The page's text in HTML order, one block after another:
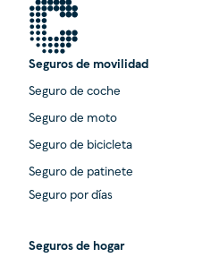
Seguros de movilidad
Seguro de coche
Seguro de moto
Seguro de bicicleta
Seguro de patinete
Seguro por días
Seguros de hogar